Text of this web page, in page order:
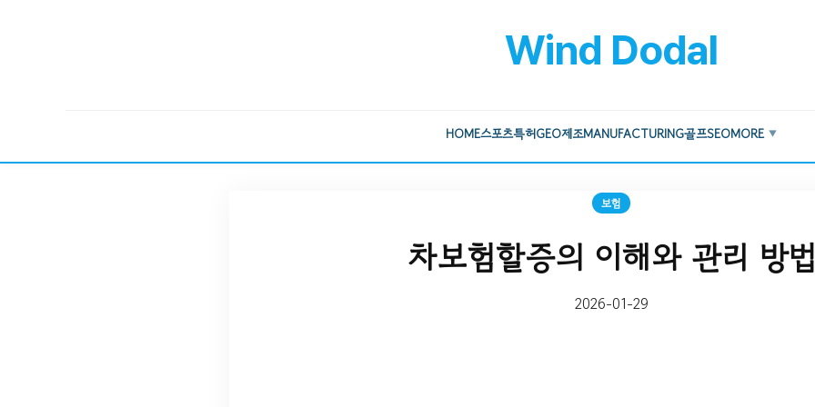
Wind Dodal
HOME스포츠특허GEO제조MANUFACTURING골프SEOMORE ▼
보험
차보험할증의 이해와 관리 방법
2026-01-29